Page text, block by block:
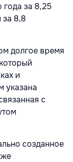
года за 8,25
за 8,8
долгое время
и
указана
с
созданное